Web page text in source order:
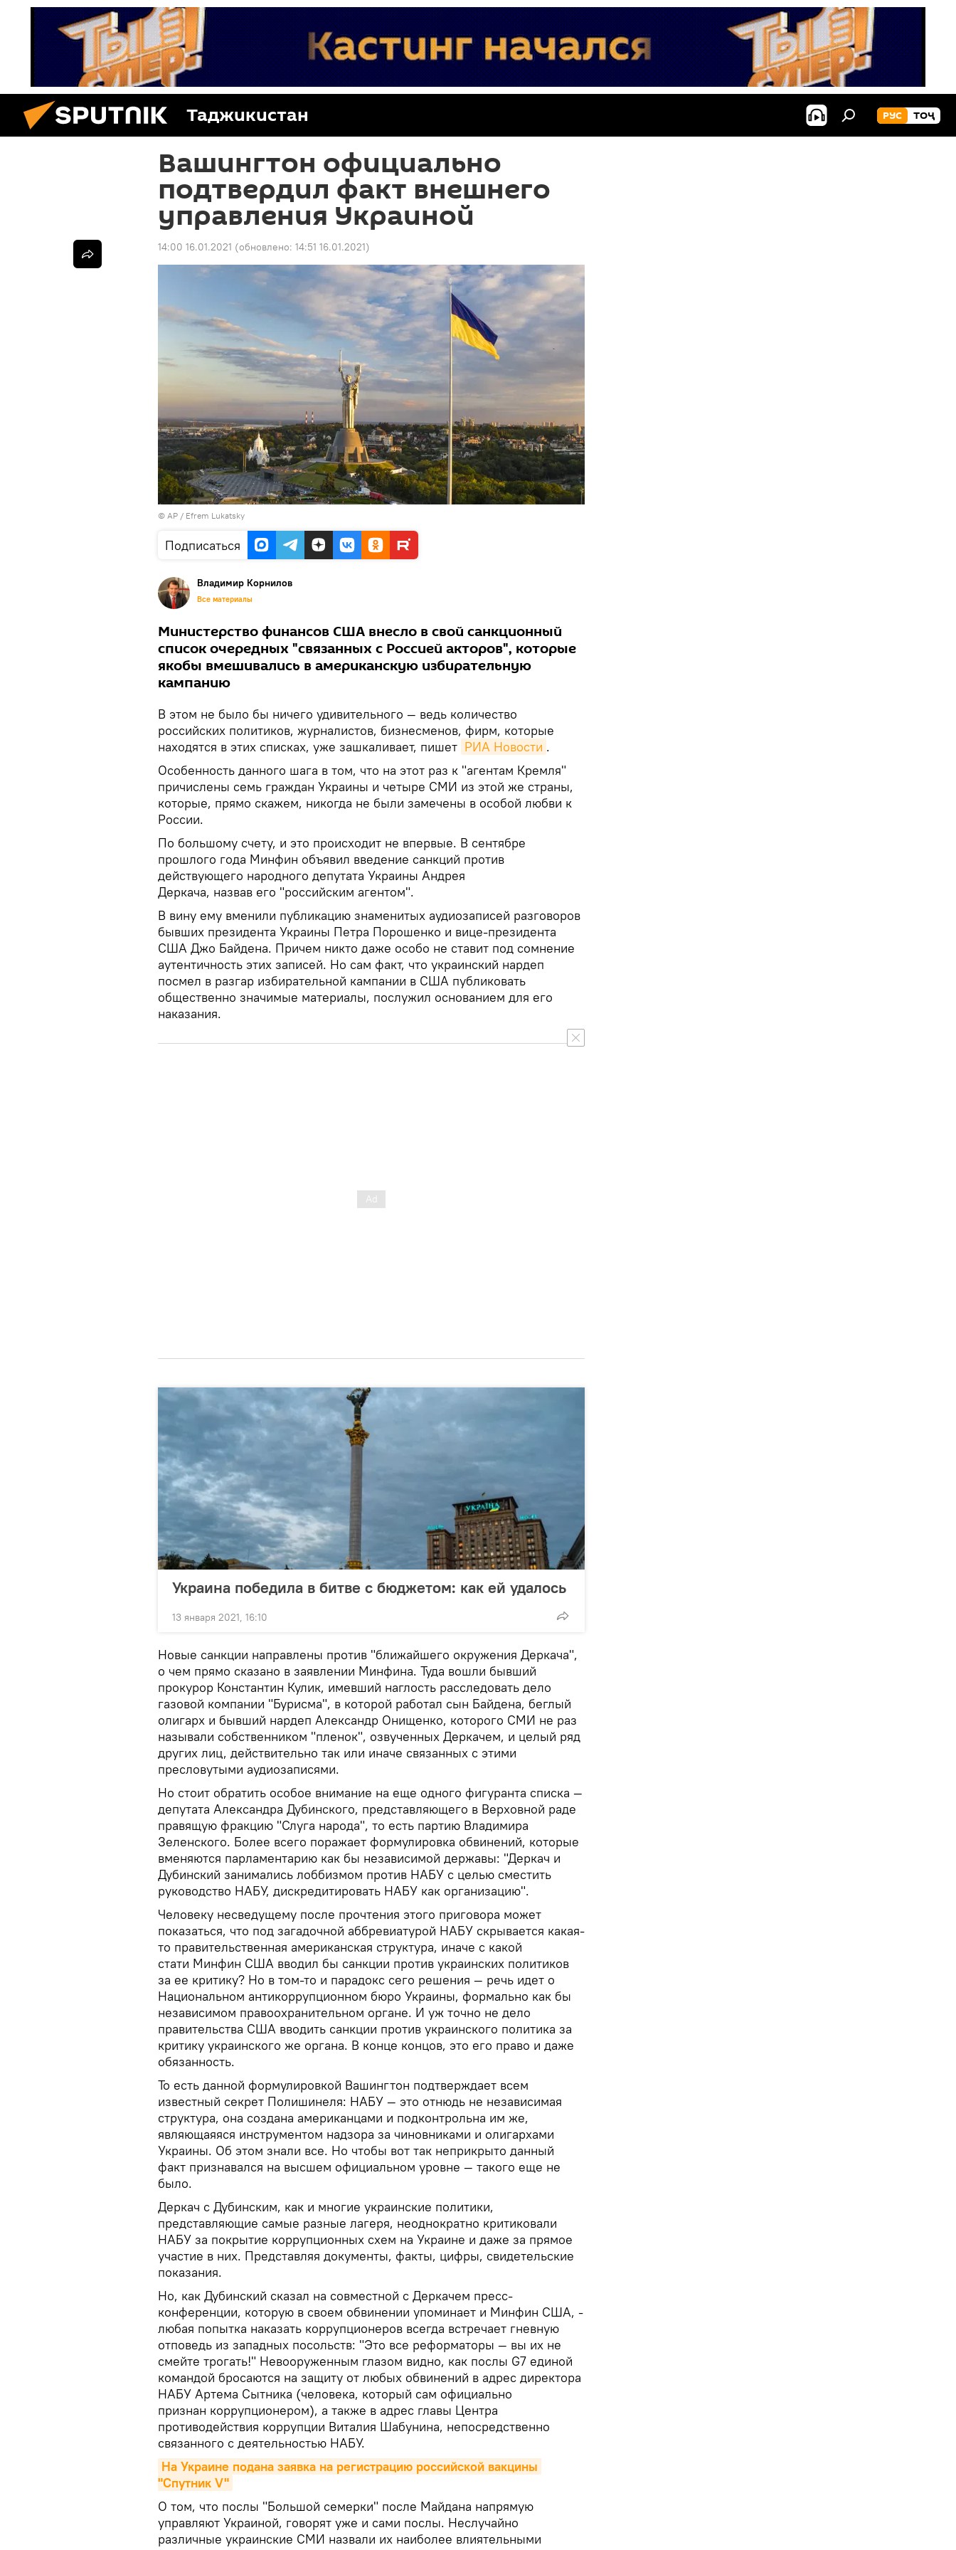
Таджикистан РУС ТОҶ
Вашингтон официально
подтвердил факт внешнего
управления Украиной
14:00 16.01.2021 (обновлено: 14:51 16.01.2021)
© AP / Efrem Lukatsky
Подписаться
Владимир Корнилов
Все материалы
Министерство финансов США внесло в свой санкционный
список очередных "связанных с Россией акторов", которые
якобы вмешивались в американскую избирательную
кампанию
В этом не было бы ничего удивительного — ведь количество
российских политиков, журналистов, бизнесменов, фирм, которые
находятся в этих списках, уже зашкаливает, пишет РИА Новости .
Особенность данного шага в том, что на этот раз к "агентам Кремля"
причислены семь граждан Украины и четыре СМИ из этой же страны,
которые, прямо скажем, никогда не были замечены в особой любви к
России.
По большому счету, и это происходит не впервые. В сентябре
прошлого года Минфин объявил введение санкций против
действующего народного депутата Украины Андрея
Деркача, назвав его "российским агентом".
В вину ему вменили публикацию знаменитых аудиозаписей разговоров
бывших президента Украины Петра Порошенко и вице-президента
США Джо Байдена. Причем никто даже особо не ставит под сомнение
аутентичность этих записей. Но сам факт, что украинский нардеп
посмел в разгар избирательной кампании в США публиковать
общественно значимые материалы, послужил основанием для его
наказания.
Украина победила в битве с бюджетом: как ей удалось
13 января 2021, 16:10
Новые санкции направлены против "ближайшего окружения Деркача",
о чем прямо сказано в заявлении Минфина. Туда вошли бывший
прокурор Константин Кулик, имевший наглость расследовать дело
газовой компании "Бурисма", в которой работал сын Байдена, беглый
олигарх и бывший нардеп Александр Онищенко, которого СМИ не раз
называли собственником "пленок", озвученных Деркачем, и целый ряд
других лиц, действительно так или иначе связанных с этими
пресловутыми аудиозаписями.
Но стоит обратить особое внимание на еще одного фигуранта списка —
депутата Александра Дубинского, представляющего в Верховной раде
правящую фракцию "Слуга народа", то есть партию Владимира
Зеленского. Более всего поражает формулировка обвинений, которые
вменяются парламентарию как бы независимой державы: "Деркач и
Дубинский занимались лоббизмом против НАБУ с целью сместить
руководство НАБУ, дискредитировать НАБУ как организацию".
Человеку несведущему после прочтения этого приговора может
показаться, что под загадочной аббревиатурой НАБУ скрывается какая-
то правительственная американская структура, иначе с какой
стати Минфин США вводил бы санкции против украинских политиков
за ее критику? Но в том-то и парадокс сего решения — речь идет о
Национальном антикоррупционном бюро Украины, формально как бы
независимом правоохранительном органе. И уж точно не дело
правительства США вводить санкции против украинского политика за
критику украинского же органа. В конце концов, это его право и даже
обязанность.
То есть данной формулировкой Вашингтон подтверждает всем
известный секрет Полишинеля: НАБУ — это отнюдь не независимая
структура, она создана американцами и подконтрольна им же,
являющаяяся инструментом надзора за чиновниками и олигархами
Украины. Об этом знали все. Но чтобы вот так неприкрыто данный
факт признавался на высшем официальном уровне — такого еще не
было.
Деркач с Дубинским, как и многие украинские политики,
представляющие самые разные лагеря, неоднократно критиковали
НАБУ за покрытие коррупционных схем на Украине и даже за прямое
участие в них. Представляя документы, факты, цифры, свидетельские
показания.
Но, как Дубинский сказал на совместной с Деркачем пресс-
конференции, которую в своем обвинении упоминает и Минфин США, -
любая попытка наказать коррупционеров всегда встречает гневную
отповедь из западных посольств: "Это все реформаторы — вы их не
смейте трогать!" Невооруженным глазом видно, как послы G7 единой
командой бросаются на защиту от любых обвинений в адрес директора
НАБУ Артема Сытника (человека, который сам официально
признан коррупционером), а также в адрес главы Центра
противодействия коррупции Виталия Шабунина, непосредственно
связанного с деятельностью НАБУ.
На Украине подана заявка на регистрацию российской вакцины
"Спутник V"
О том, что послы "Большой семерки" после Майдана напрямую
управляют Украиной, говорят уже и сами послы. Неслучайно
различные украинские СМИ назвали их наиболее влиятельными